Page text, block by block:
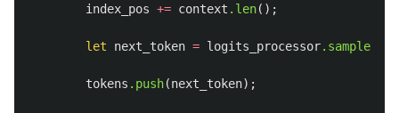
index_pos += context .len();
let next_token = logits_processor.sample
tokens .push(next_token);